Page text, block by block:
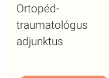
Ortopéd-
traumatológus
adjunktus